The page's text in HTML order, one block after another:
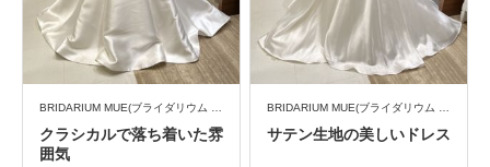
クラシカルで落ち着いた雰
囲気
サテン生地の美しいドレス